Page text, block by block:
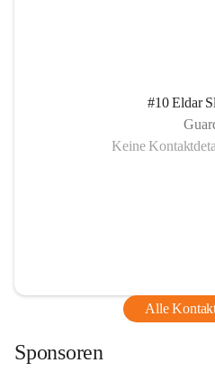
#10 Eldar
Keine
Alle
Sponsoren